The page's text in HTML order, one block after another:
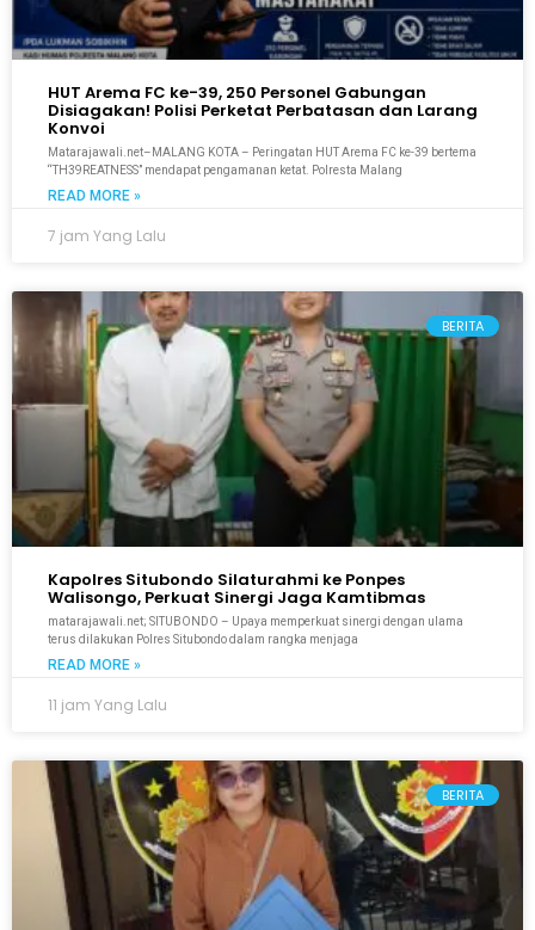
HUT Arema FC ke-39, 250 Personel Gabungan
Disiagakan! Polisi Perketat Perbatasan dan Larang
Konvoi
Matarajawali.net–MALANG KOTA – Peringatan HUT Arema FC ke-39 bertema
“TH39REATNESS” mendapat pengamanan ketat. Polresta Malang
READ MORE »
7 jam Yang Lalu
BERITA
Kapolres Situbondo Silaturahmi ke Ponpes
Walisongo, Perkuat Sinergi Jaga Kamtibmas
matarajawali.net; SITUBONDO – Upaya memperkuat sinergi dengan ulama
terus dilakukan Polres Situbondo dalam rangka menjaga
READ MORE »
11 jam Yang Lalu
BERITA